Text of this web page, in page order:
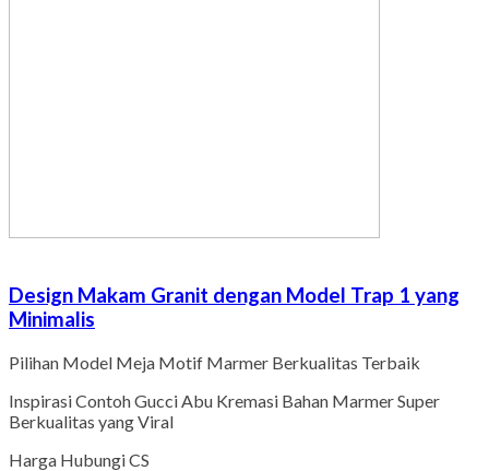
Design Makam Granit dengan Model Trap 1 yang
Minimalis
Pilihan Model Meja Motif Marmer Berkualitas Terbaik
Inspirasi Contoh Gucci Abu Kremasi Bahan Marmer Super
Berkualitas yang Viral
Harga Hubungi CS